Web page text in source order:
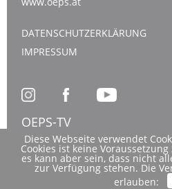
Diese Webseite verwendet
Cookies ist keine
es kann aber sein, dass nicht
zur Verfügung stehen. Die
erlauben:
DATENSCHUTZERKLÄRUNG
IMPRESSUM
OEPS-TV